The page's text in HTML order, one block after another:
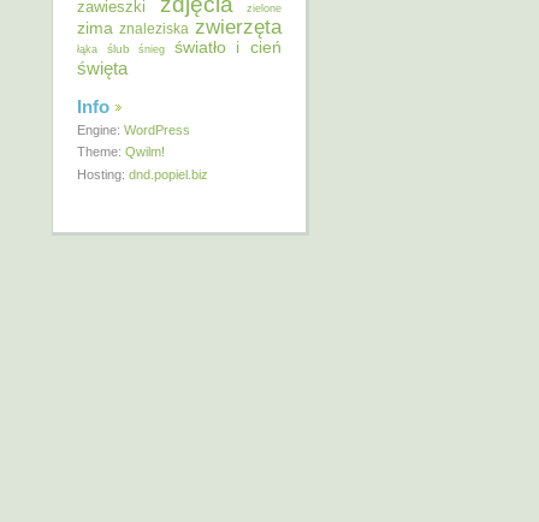
zawieszki zielone
zima znaleziska zwierzęta
łąka ślub śnieg światło i cień
święta
Info
Engine: WordPress
Theme: Qwilm!
Hosting: dnd.popiel.biz